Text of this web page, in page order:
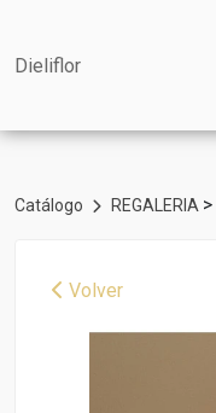
Dieliflor
Catálogo REGALERIA >
Volver